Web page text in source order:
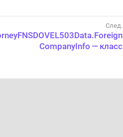
CompanyInfo — класс